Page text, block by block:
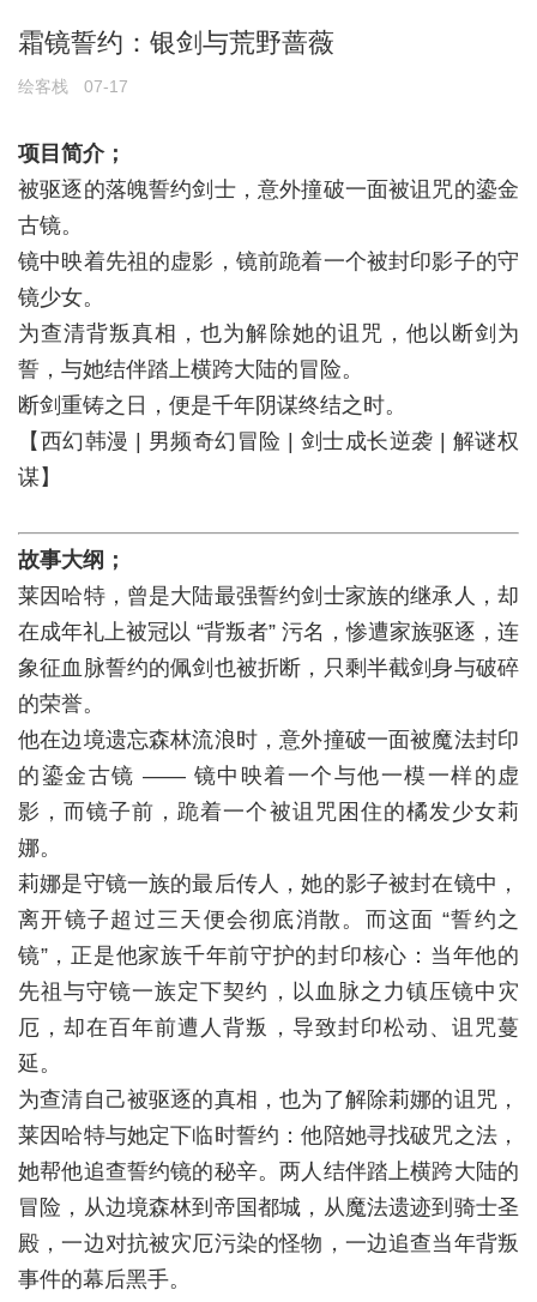
霜镜誓约：银剑与荒野蔷薇
绘客栈 07-17
项目简介；
被驱逐的落魄誓约剑士，意外撞破一面被诅咒的鎏金
古镜。
镜中映着先祖的虚影，镜前跪着一个被封印影子的守
镜少女。
为查清背叛真相，也为解除她的诅咒，他以断剑为
誓，与她结伴踏上横跨大陆的冒险。
断剑重铸之日，便是千年阴谋终结之时。
【西幻韩漫 | 男频奇幻冒险 | 剑士成长逆袭 | 解谜权
谋】
故事大纲；
莱因哈特，曾是大陆最强誓约剑士家族的继承人，却
在成年礼上被冠以 “背叛者” 污名，惨遭家族驱逐，连
象征血脉誓约的佩剑也被折断，只剩半截剑身与破碎
的荣誉。
他在边境遗忘森林流浪时，意外撞破一面被魔法封印
的鎏金古镜 —— 镜中映着一个与他一模一样的虚
影，而镜子前，跪着一个被诅咒困住的橘发少女莉
娜。
莉娜是守镜一族的最后传人，她的影子被封在镜中，
离开镜子超过三天便会彻底消散。而这面 “誓约之
镜”，正是他家族千年前守护的封印核心：当年他的
先祖与守镜一族定下契约，以血脉之力镇压镜中灾
厄，却在百年前遭人背叛，导致封印松动、诅咒蔓
延。
为查清自己被驱逐的真相，也为了解除莉娜的诅咒，
莱因哈特与她定下临时誓约：他陪她寻找破咒之法，
她帮他追查誓约镜的秘辛。两人结伴踏上横跨大陆的
冒险，从边境森林到帝国都城，从魔法遗迹到骑士圣
殿，一边对抗被灾厄污染的怪物，一边追查当年背叛
事件的幕后黑手。